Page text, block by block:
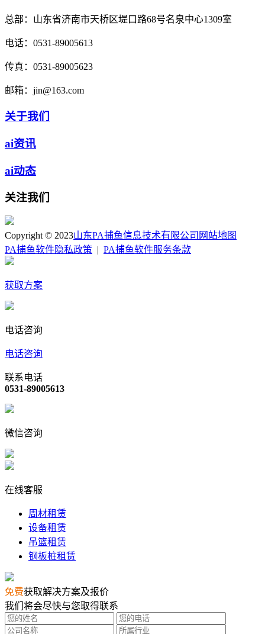
总部： 山东省济南市天桥区堤口路68号名泉中心1309室
电话： 0531-89005613
传真： 0531-89005623
邮箱： jin@163.com
关于我们
ai资讯
ai动态
关注我们
Copyright © 2023山东PA捕鱼信息技术有限公司 网站地图
PA捕鱼软件隐私政策 | PA捕鱼软件服务条款
获取方案
电话咨询
电话咨询
联系电话
0531-89005613
微信咨询
在线客服
周材租赁
设备租赁
吊篮租赁
钢板桩租赁
免费获取解决方案及报价
我们将会尽快与您取得联系